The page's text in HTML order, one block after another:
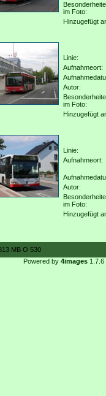
im Foto:
Hinzugefügt
Linie:
Aufnahmeort:
Autor:
im Foto:
Hinzugefügt
Linie:
Aufnahmeort:
Autor:
im Foto:
Hinzugefügt
MB O 530
Powered by 4images1.7.6